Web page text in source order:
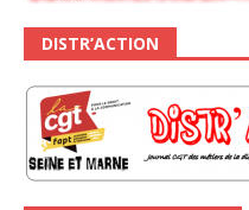
DISTR’ACTION